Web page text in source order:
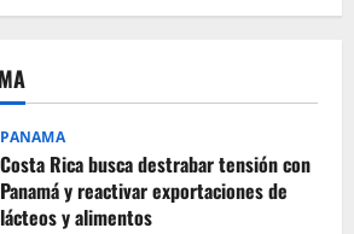
PANAMA
Costa Rica busca destrabar tensión con
Panamá y reactivar exportaciones de
lácteos y alimentos